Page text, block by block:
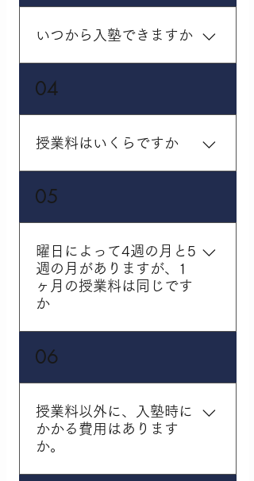
うえで、今後の入塾等に
することが可能です。ま
ずはお気軽にお問合せく
いつから入塾できますか
勧学院は個別指導の塾の
ため、いつでも生徒さん
のタイミングで入塾して
いただくことが可能で
す。個別が満席などの場
合にも、「個別サポート
Pro」といった準個別の講
問い合わせください。
04
授業料はいくらですか
授業料は生徒さんの学年
や受講されるコースによ
って異なりますが、生徒
さん及び保護者の方にも
ご満足頂けるような料金
設定にしております。 ホ
ームページの各コースに
さい。
05
曜日によって4週の月と5
週の月がありますが、1
ヶ月の授業料は同じです
か
勧学院では「1か月＝4週
間」と定めているため、
授業料に変更はございま
せん。 勧学院で定めた授
業スケジュールで月度の
切り替えをしておりま
06
授業料以外に、入塾時に
かかる費用はあります
か。